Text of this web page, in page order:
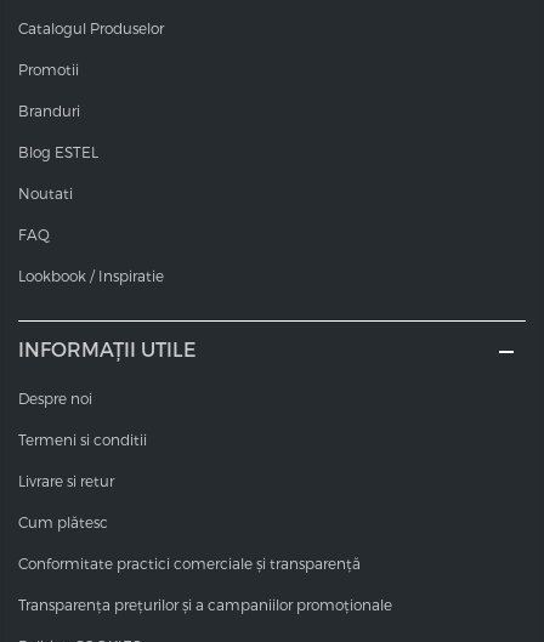
Catalogul Produselor
Promotii
Branduri
Blog ESTEL
Noutati
FAQ
Lookbook / Inspiratie
INFORMAȚII UTILE
Despre noi
Termeni si conditii
Livrare si retur
Cum plătesc
Conformitate practici comerciale și transparență
Transparența prețurilor și a campaniilor promoționale